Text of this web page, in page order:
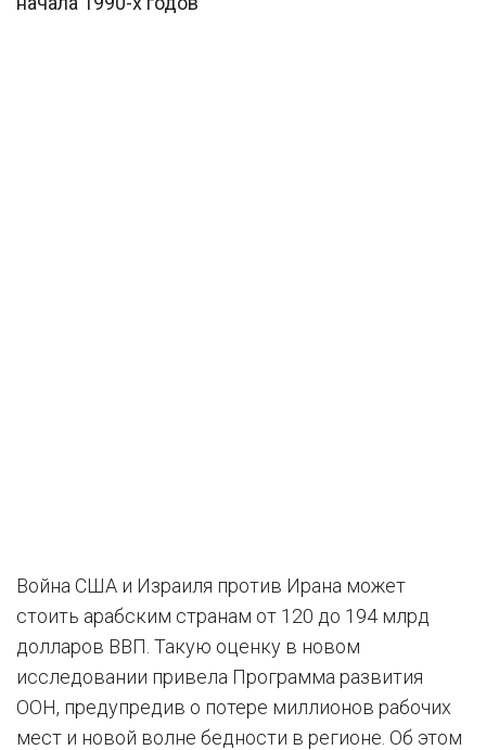
Война США и Израиля против Ирана может
стоить арабским странам от 120 до 194 млрд
долларов ВВП. Такую оценку в новом
исследовании привела Программа развития
ООН, предупредив о потере миллионов рабочих
мест и новой волне бедности в регионе. Об этом